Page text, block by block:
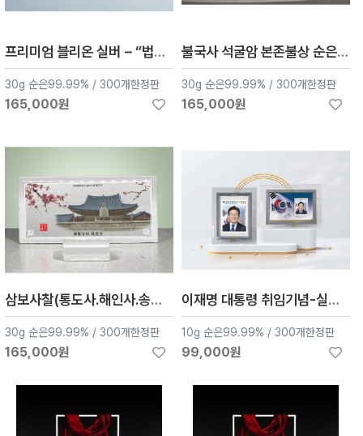
프리미엄 블리온 실버－“법정스님”、 순은 30g 은지폐
30g 순은99.99% / 300개한정판
165,000원
불국사 석굴암 본존불상 순은 30g 은지폐
30g 순은99.99% / 300개한정판
165,000원
삼보사찰(통도사.해인사.송광사) 30g 리미티드 에디션
30g 순은99.99% / 300개한정판
165,000원
이재명 대통령 취임기념-실버포일 굿즈(순은 99.99%, 10g)
10g 순은99.99% / 300개한정판
99,000원